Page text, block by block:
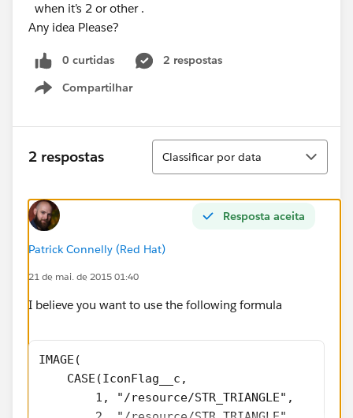
when it’s 2 or other .
Any idea Please?
0 curtidas
2 respostas
Compartilhar
Show menu
2 respostas
Classificar
Classificar por data
Resposta aceita
Patrick Connelly (Red Hat)
21 de mai. de 2015 01:40
I believe you want to use the following formula
IMAGE(
    CASE(IconFlag__c,
        1, "/resource/STR_TRIANGLE",